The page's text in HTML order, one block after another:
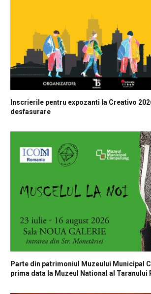
Inscrierile pentru expozanti la Creativo
desfasurare
Parte din patrimoniul Muzeului Municipal
prima data la Muzeul National al Taranului